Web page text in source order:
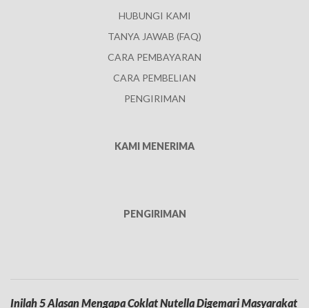
HUBUNGI KAMI
TANYA JAWAB (FAQ)
CARA PEMBAYARAN
CARA PEMBELIAN
PENGIRIMAN
KAMI MENERIMA
PENGIRIMAN
Inilah 5 Alasan Mengapa Coklat Nutella Digemari Masyarakat